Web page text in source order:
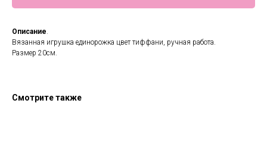
Описание.
Вязанная игрушка единорожка цвет тиффани, ручная работа.
Размер 20см.
Смотрите также